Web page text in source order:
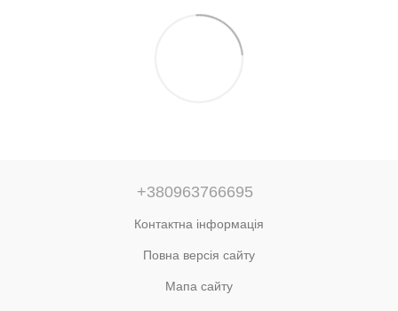
+380963766695
Контактна інформація
Повна версія сайту
Мапа сайту